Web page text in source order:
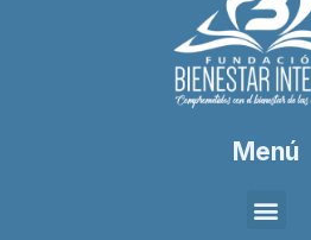
Menú